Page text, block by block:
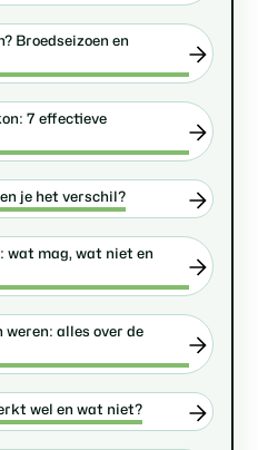
Broedseizoen en
7 effectieve
je het verschil?
wat mag, wat niet en
alles over de
wel en wat niet?